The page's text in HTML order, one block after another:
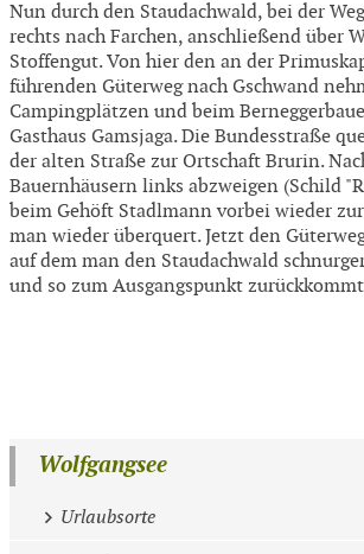
Nun durch den Staudachwald, bei der
rechts nach Farchen, anschließend über
Stoffengut. Von hier den an der
führenden Güterweg nach Gschwand
Campingplätzen und beim
Gasthaus Gamsjaga. Die Bundesstraße
der alten Straße zur Ortschaft Brurin.
Bauernhäusern links abzweigen (Schild
beim Gehöft Stadlmann vorbei wieder
man wieder überquert. Jetzt den
auf dem man den Staudachwald
und so zum Ausgangspunkt
Wolfgangsee
Urlaubsorte